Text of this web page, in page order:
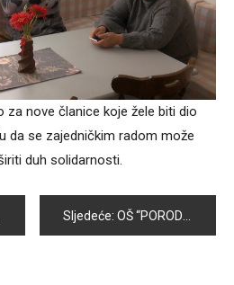
za nove članice koje žele biti dio
da se zajedničkim radom može
duh solidarnosti.
Sljedeće: OŠ “PORODICE EFENDIJE RAMIĆ” SIGURNO I POTICAJNO MJESTO ZA 342 UČENIKA